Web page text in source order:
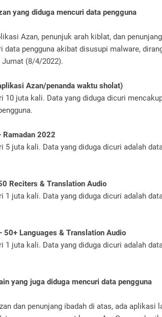
yang diduga mencuri data pengguna
Azan, penunjuk arah kiblat, dan
data pengguna akibat disusupi malware,
Jumat (8/4/2022).
Azan/penanda waktu sholat)
10 juta kali. Data yang diduga dicuri
Ramadan 2022
5 juta kali. Data yang diduga dicuri adalah
Reciters & Translation Audio
1 juta kali. Data yang diduga dicuri adalah
50+ Languages & Translation Audio
1 juta kali. Data yang diduga dicuri adalah
yang juga diduga mencuri data pengguna
dan penunjang ibadah di atas, ada aplikasi